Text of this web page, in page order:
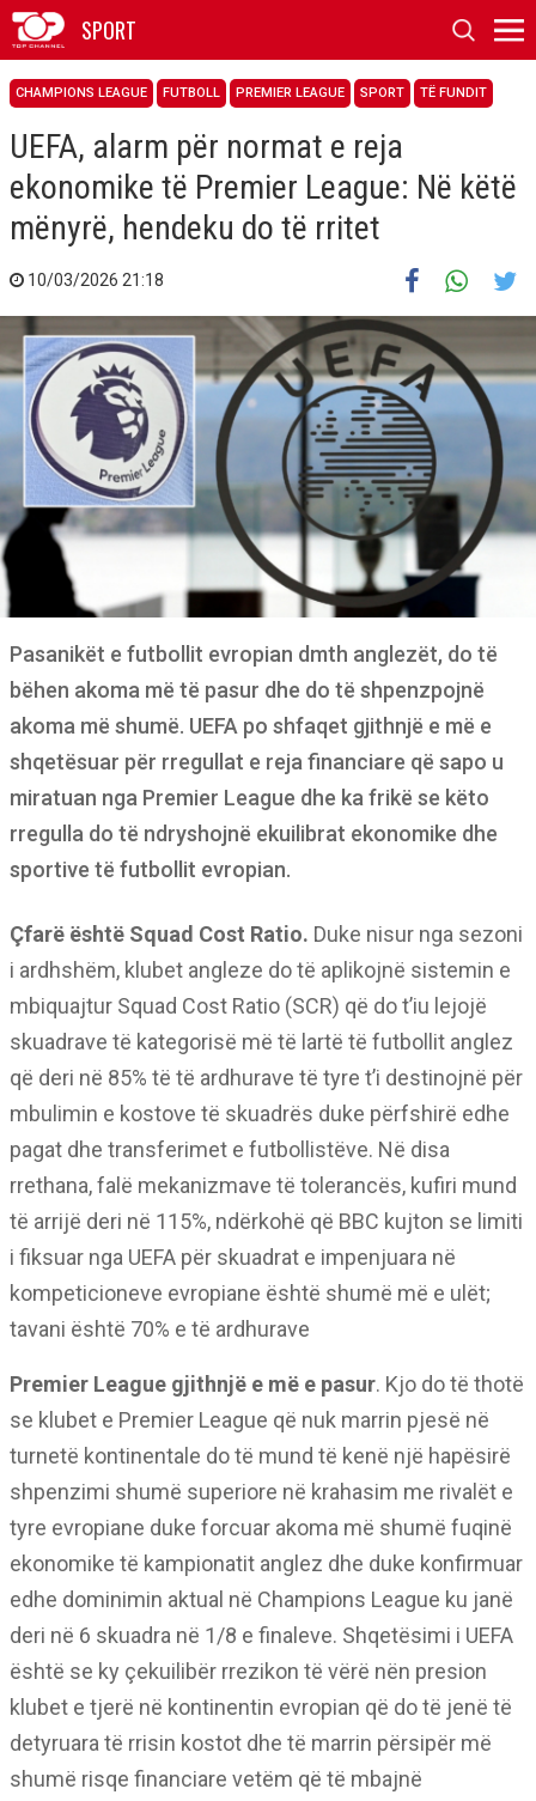
SPORT
CHAMPIONS LEAGUE FUTBOLL PREMIER LEAGUE SPORT TË FUNDIT
UEFA, alarm për normat e reja
ekonomike të Premier League: Në këtë
mënyrë, hendeku do të rritet
10/03/2026 21:18
Pasanikët e futbollit evropian dmth anglezët, do të
bëhen akoma më të pasur dhe do të shpenzpojnë
akoma më shumë. UEFA po shfaqet gjithnjë e më e
shqetësuar për rregullat e reja financiare që sapo u
miratuan nga Premier League dhe ka frikë se këto
rregulla do të ndryshojnë ekuilibrat ekonomike dhe
sportive të futbollit evropian.
Çfarë është Squad Cost Ratio. Duke nisur nga sezoni
i ardhshëm, klubet angleze do të aplikojnë sistemin e
mbiquajtur Squad Cost Ratio (SCR) që do t’iu lejojë
skuadrave të kategorisë më të lartë të futbollit anglez
që deri në 85% të të ardhurave të tyre t’i destinojnë për
mbulimin e kostove të skuadrës duke përfshirë edhe
pagat dhe transferimet e futbollistëve. Në disa
rrethana, falë mekanizmave të tolerancës, kufiri mund
të arrijë deri në 115%, ndërkohë që BBC kujton se limiti
i fiksuar nga UEFA për skuadrat e impenjuara në
kompeticioneve evropiane është shumë më e ulët;
tavani është 70% e të ardhurave
Premier League gjithnjë e më e pasur. Kjo do të thotë
se klubet e Premier League që nuk marrin pjesë në
turnetë kontinentale do të mund të kenë një hapësirë
shpenzimi shumë superiore në krahasim me rivalët e
tyre evropiane duke forcuar akoma më shumë fuqinë
ekonomike të kampionatit anglez dhe duke konfirmuar
edhe dominimin aktual në Champions League ku janë
deri në 6 skuadra në 1/8 e finaleve. Shqetësimi i UEFA
është se ky çekuilibër rrezikon të vërë nën presion
klubet e tjerë në kontinentin evropian që do të jenë të
detyruara të rrisin kostot dhe të marrin përsipër më
shumë risqe financiare vetëm që të mbajnë